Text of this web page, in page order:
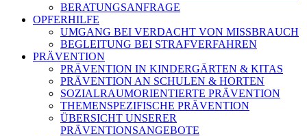
BERATUNGSANFRAGE
OPFERHILFE
UMGANG BEI VERDACHT VON MISSBRAUCH
BEGLEITUNG BEI STRAFVERFAHREN
PRÄVENTION
PRÄVENTION IN KINDERGÄRTEN & KITAS
PRÄVENTION AN SCHULEN & HORTEN
SOZIALRAUMORIENTIERTE PRÄVENTION
THEMENSPEZIFISCHE PRÄVENTION
ÜBERSICHT UNSERER
PRÄVENTIONSANGEBOTE